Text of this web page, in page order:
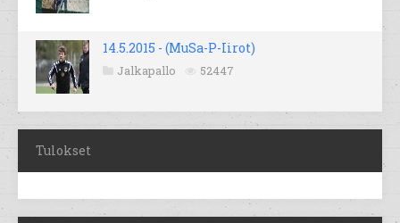
14.5.2015 - (MuSa-P-Iirot)
Jalkapallo 52447
Tulokset